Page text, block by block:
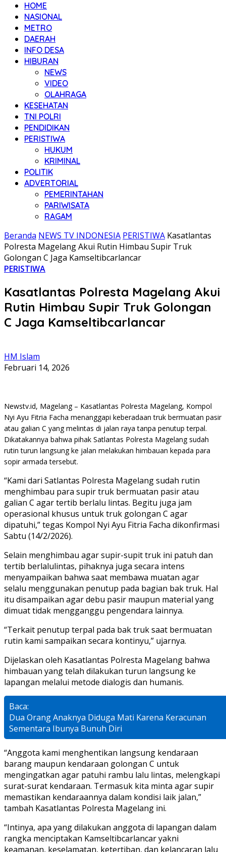
HOME
NASIONAL
METRO
DAERAH
INFO DESA
HIBURAN
NEWS
VIDEO
OLAHRAGA
KESEHATAN
TNI POLRI
PENDIDIKAN
PERISTIWA
HUKUM
KRIMINAL
POLITIK
ADVERTORIAL
PEMERINTAHAN
PARIWISATA
RAGAM
Beranda NEWS TV INDONESIA PERISTIWA Kasatlantas
Polresta Magelang Akui Rutin Himbau Supir Truk
Golongan C Jaga Kamseltibcarlancar
PERISTIWA
Kasatlantas Polresta Magelang Akui
Rutin Himbau Supir Truk Golongan
C Jaga Kamseltibcarlancar
HM Islam
Februari 14, 2026
Newstv.id, Magelang – Kasatlantas Polresta Magelang, Kompol
Nyi Ayu Fitria Facha menanggapi keberadaan truk bermuatan pasir
atau galian C yang melintas di jalan raya tanpa penutup terpal.
Dikatakannya bahwa pihak Satlantas Polresta Magelang sudah
rutin turun langsung ke jalan melakukan himbauan kepada para
sopir armada tersebut.
“Kami dari Satlantas Polresta Magelang sudah rutin
menghimbau para supir truk bermuatan pasir atau
galian C agar tertib berlalu lintas. Begitu juga jam
operasional khusus untuk truk golongan C agar
dipatuhi,” tegas Kompol Nyi Ayu Fitria Facha dikonfirmasi
Sabtu (14/2/2026).
Selain menghimbau agar supir-supit truk ini patuh dan
tertib berlalulintas, pihaknya juga secara intens
menyampaikan bahwa saat membawa muatan agar
selalu menggunakan penutup pada bagian bak truk. Hal
itu disampaikan agar debu pasir maupun material yang
dimuat tidak mengganggu pengendara lainnya.
“Terkait penutup terpal pada bak truk saat bermuatan
rutin kami sampaikan secara kontinyu,” ujarnya.
Dijelaskan oleh Kasatlantas Polresta Magelang bahwa
himbauan yang telah dilakukan turun langsung ke
lapangan melalui metode dialogis dan humanis.
Baca:
Dua Orang Anaknya Diduga Mati Karena Keracunan
Sementara Ibunya Bunuh Diri
“Anggota kami menghentikan langsung kendaraan
barang maupun kendaraan golongan C untuk
mengingatkan agar patuhi rambu lalu lintas, melengkapi
surat-surat kendaraan. Termasuk kita minta agar supir
memastikan kendaraannya dalam kondisi laik jalan,”
tambah Kasatlantas Polresta Magelang ini.
“Intinya, apa yang dilakukan anggota di lapangan dalam
rangka menciptakan Kamseltibcarlancar yakni
keamanan, keselamatan, ketertiban, dan kelancaran lalu